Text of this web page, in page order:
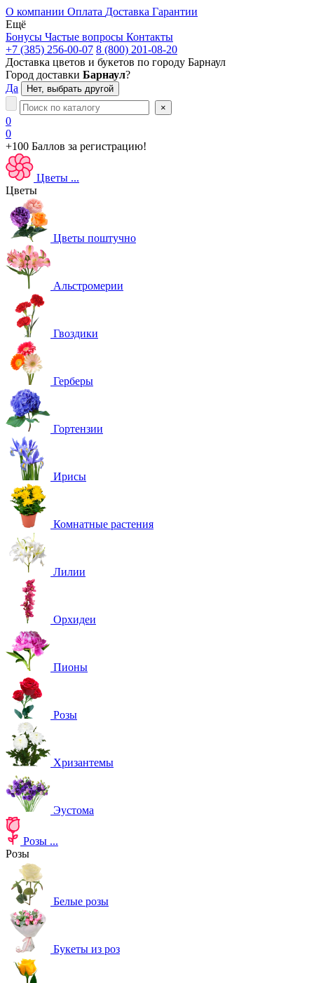
О компании Оплата Доставка Гарантии
Ещё
Бонусы Частые вопросы Контакты
+7 (385) 256-00-07 8 (800) 201-08-20
Доставка цветов и букетов по городу Барнаул
Город доставки Барнаул?
Да
Нет, выбрать другой
×
0
0
+100 Баллов за регистрацию!
Цветы ...
Цветы
Цветы поштучно
Альстромерии
Гвоздики
Герберы
Гортензии
Ирисы
Комнатные растения
Лилии
Орхидеи
Пионы
Розы
Хризантемы
Эустома
Розы ...
Розы
Белые розы
Букеты из роз